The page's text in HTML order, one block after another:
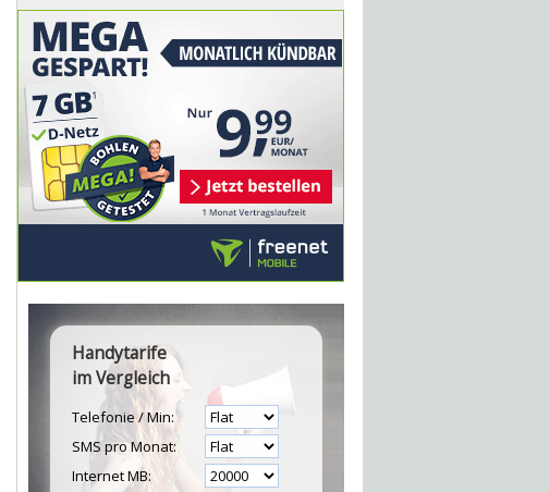
Handytarife
im Vergleich
Telefonie / Min:
SMS pro Monat:
Internet MB: